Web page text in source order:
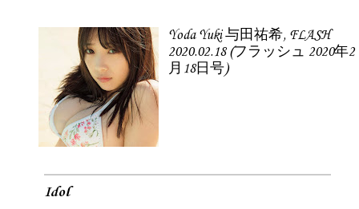
Yoda Yuki 与田祐希, FLASH
2020.02.18 (フラッシュ 2020年2
月18日号)
Idol